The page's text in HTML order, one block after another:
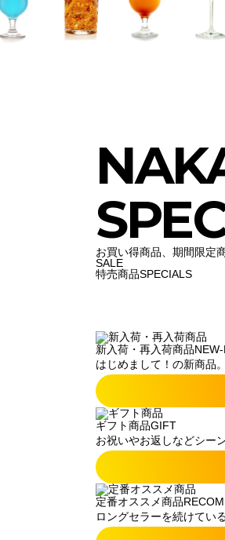
お買い得商品、期間限定
SALE
特売商品SPECIALS
新入荷・再入荷商品
はじめまして！の新商品
ギフト商品GIFT
お祝いやお返しなどシー
定番オススメ商品
ロングセラーを続けてい